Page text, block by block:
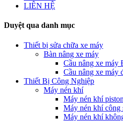
LIÊN HỆ
Duyệt qua danh mục
Thiết bị sửa chữa xe máy
Bàn nâng xe máy
Cầu nâng xe máy
Cầu nâng xe máy
Thiết Bị Công Nghiệp
Máy nén khí
Máy nén khí
Máy nén khí công
Máy nén khí